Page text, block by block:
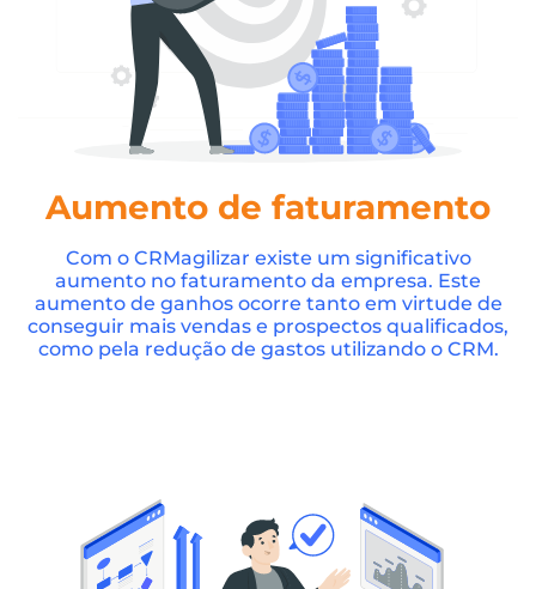
Aumento de faturamento
Com o CRMagilizar existe um significativo
aumento no faturamento da empresa. Este
aumento de ganhos ocorre tanto em virtude de
conseguir mais vendas e prospectos qualificados,
como pela redução de gastos utilizando o CRM.